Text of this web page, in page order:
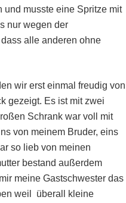
und musste eine Spritze mit
nur wegen der
alle anderen ohne
wir erst einmal freudig von
gezeigt. Es ist mit zwei
Schrank war voll mit
von meinem Bruder, eins
so lieb von meinen
bestand außerdem
meine Gastschwester das
weil überall kleine